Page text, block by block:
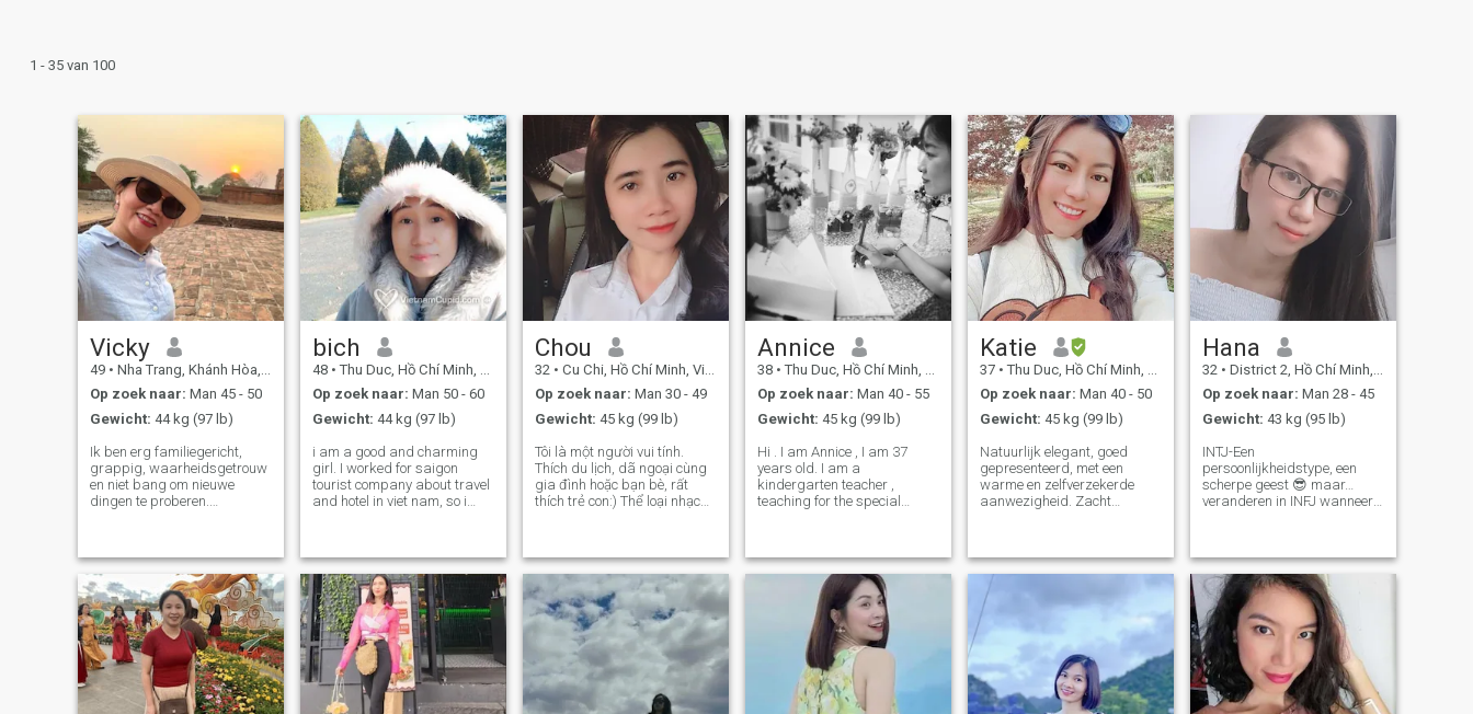
1 - 35 van 100
Vicky
49 • Nha Trang, Khánh Hòa, Vietnam
Op zoek naar: Man 45 - 50
Gewicht: 44 kg (97 lb)
Ik ben erg familiegericht,
grappig, waarheidsgetrouw
en niet bang om nieuwe
dingen te proberen.
zelfverzekerd, maar ik kan
terughoudend en verlegen
ook, ik ben een mensen
plezieriger en krijgen
vreugde in het helpen van
anderen fysiek of met ideeën
en informatie, ik open minded
en zelfverzekerd, en spreek
vloeiend Engels ik hou van
bich
48 • Thu Duc, Hồ Chí Minh, Vietnam
Op zoek naar: Man 50 - 60
Gewicht: 44 kg (97 lb)
i am a good and charming
girl. I worked for saigon
tourist company about travel
and hotel in viet nam, so i
in my ability. or get more
information about viet nam
Chou
32 • Cu Chi, Hồ Chí Minh, Vietnam
Op zoek naar: Man 30 - 49
Gewicht: 45 kg (99 lb)
Tôi là một người vui tính.
Thích du lịch, dã ngoại cùng
gia đình hoặc bạn bè, rất
thích trẻ con:) Thể loại nhạc
bóng chuyền Thú cưng: chó
Đặc biệt thích chia
Annice
38 • Thu Duc, Hồ Chí Minh, Vietnam
Op zoek naar: Man 40 - 55
Gewicht: 45 kg (99 lb)
Hi . I am Annice , I am 37
years old. I am a
kindergarten teacher ,
teaching for the special
woman , I like cooking , I
Katie
37 • Thu Duc, Hồ Chí Minh, Vietnam
Op zoek naar: Man 40 - 50
Gewicht: 45 kg (99 lb)
Natuurlijk elegant, goed
gepresenteerd, met een
warme en zelfverzekerde
aanwezigheid. Zacht
Emotioneel intelligent, oprecht
authenticiteit, emotionele
volwassenheid, en
betekenisvolle verbinding
boven oppervlakkige
aantrekkingskracht. Ik
waardeer een man die
zelfverzekerd, consistent en
Hana
32 • District 2, Hồ Chí Minh, Vietnam
Op zoek naar: Man 28 - 45
Gewicht: 43 kg (95 lb)
INTJ-Een
persoonlijkheidstype, een
scherpe geest 😎 maar…
veranderen in INFJ wanneer
als een vulkaan, warm je op
en geef je goede vibraties 😜
Crazy over het maken van
het onmogelijke mogelijk 🤓
Crazy over het veranderen
van de wereld 😅 het leven is
zo betekenisloos als het
werken alleen voor geld
Liefdesfilosofie, psychologie